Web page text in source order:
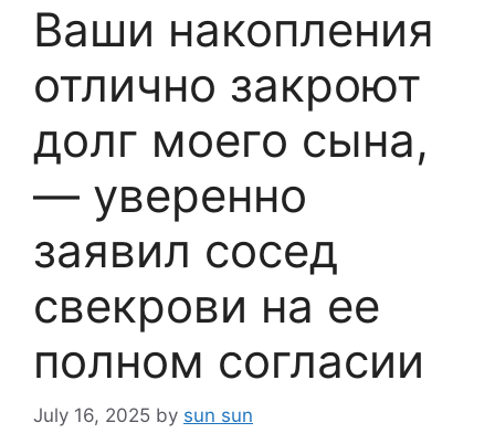
Ваши накопления
отлично закроют
долг моего сына,
— уверенно
заявил сосед
свекрови на ее
полном согласии
July 16, 2025 by sun sun